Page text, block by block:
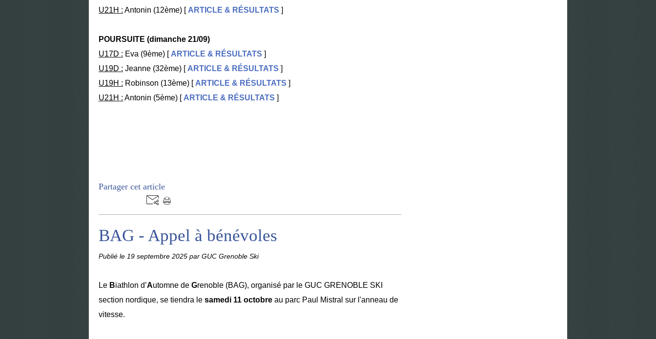
U21H : Antonin (12ème) [ ARTICLE & RÉSULTATS ]
POURSUITE (dimanche 21/09)
U17D : Eva (9ème) [ ARTICLE & RÉSULTATS ]
U19D : Jeanne (32ème) [ ARTICLE & RÉSULTATS ]
U19H : Robinson (13ème) [ ARTICLE & RÉSULTATS ]
U21H : Antonin (5ème) [ ARTICLE & RÉSULTATS ]
Partager cet article
BAG - Appel à bénévoles
Publié le 19 septembre 2025 par GUC Grenoble Ski
Le Biathlon d’Automne de Grenoble (BAG), organisé par le GUC GRENOBLE SKI
section nordique, se tiendra le samedi 11 octobre au parc Paul Mistral sur l'anneau de
vitesse.